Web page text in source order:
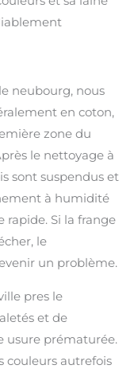
neubourg, nous
en coton,
zone du
le nettoyage à
sont suspendus et
à humidité
rapide. Si la frange
le
un problème.
pres le
et de
usure prématurée.
couleurs autrefois